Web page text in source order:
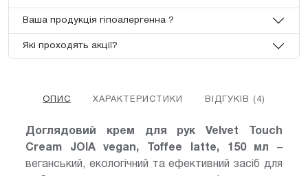
Ваша продукція гіпоалергенна ?
Які проходять акції?
ОПИС ХАРАКТЕРИСТИКИ ВІДГУКІВ (4)
Доглядовий крем для рук
Velvet Touch
Cream JOIA vegan, Toffee latte, 150 мл
–
веганський, екологічний та ефективний засіб для